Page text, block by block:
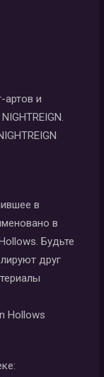
артов и
в
в
Будьте
друг
Hollows